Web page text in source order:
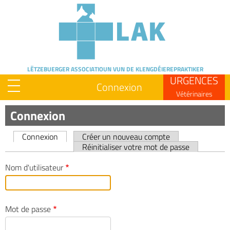
LËTZEBUERGER ASSOCIATIOUNVUN DE KLENGDÉIEREPRAKTIKER
URGENCES
Vétérinaires
Connexion
Connexion
Primary
tabs
Connexion
Créer un nouveau compte
Réinitialiser votre mot de passe
Nom d'utilisateur
Mot de passe